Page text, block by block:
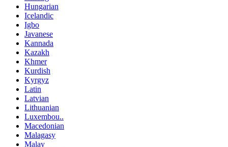
Hungarian
Icelandic
Igbo
Javanese
Kannada
Kazakh
Khmer
Kurdish
Kyrgyz
Latin
Latvian
Lithuanian
Luxembou..
Macedonian
Malagasy
Malay